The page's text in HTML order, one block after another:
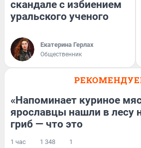
скандале с избиением
уральского ученого
Екатерина Герлах
Общественник
«Напоминает куриное
ярославцы нашли в лесу
гриб — что это
1 час 1 348 1